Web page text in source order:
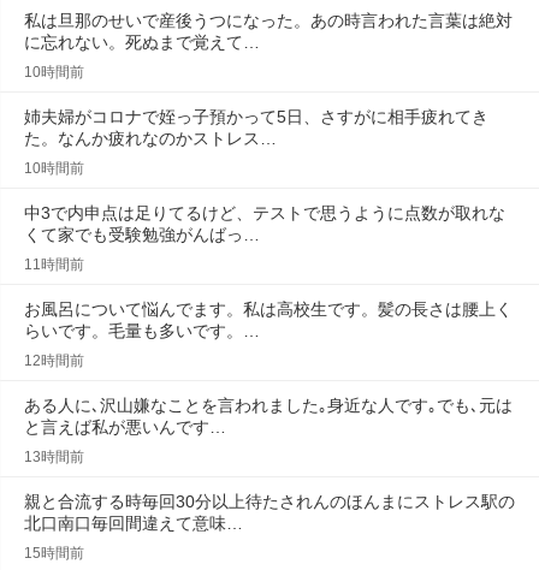
私は旦那のせいで産後うつになった。あの時言われた言葉は絶対
に忘れない。死ぬまで覚えて…
10時間前
姉夫婦がコロナで姪っ子預かって5日、さすがに相手疲れてき
た。なんか疲れなのかストレス…
10時間前
中3で内申点は足りてるけど、テストで思うように点数が取れな
くて家でも受験勉強がんばっ…
11時間前
お風呂について悩んでます。私は高校生です。髪の長さは腰上く
らいです。毛量も多いです。…
12時間前
ある人に､沢山嫌なことを言われました｡身近な人です｡でも､元は
と言えば私が悪いんです…
13時間前
親と合流する時毎回30分以上待たされんのほんまにストレス駅の
北口南口毎回間違えて意味…
15時間前